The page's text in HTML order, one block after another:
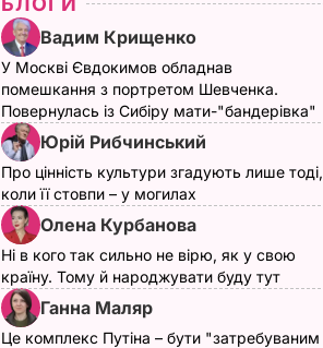
Вадим Крищенко
У Москві Євдокимов обладнав
помешкання з портретом Шевченка.
Повернулась із Сибіру мати-"бандерівка"
Юрій Рибчинський
Про цінність культури згадують лише тоді,
коли її стовпи – у могилах
Олена Курбанова
Ні в кого так сильно не вірю, як у свою
країну. Тому й народжувати буду тут
Ганна Маляр
Це комплекс Путіна – бути "затребуваним